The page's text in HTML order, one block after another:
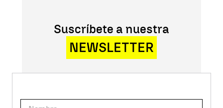
Suscríbete a nuestra
NEWSLETTER